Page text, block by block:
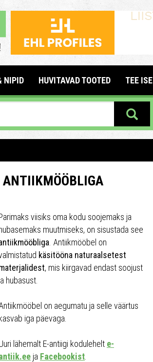
NIPID HUVITAVAD TOOTED TEE ISE
ANTIIKMÖÖBLIGA
viisiks oma kodu soojemaks ja
hubasemaks muutmiseks, on sisustada see
. Antiikmööbel on
käsitööna naturaalsetest
, mis kiirgavad endast soojust
hubasust.
on aegumatu ja selle väärtus
kasvab iga päevaga.
lähemalt E-antiigi kodulehelt e-
ja Facebookist